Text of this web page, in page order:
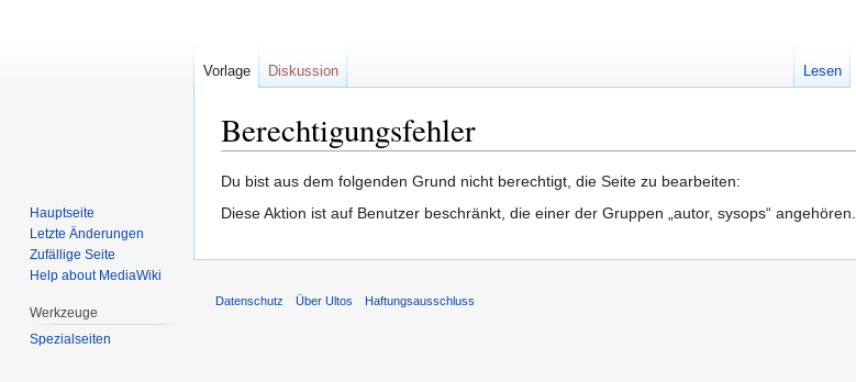
Berechtigungsfehler
Zur
Navigation
Zur
Suche
Du bist aus dem folgenden Grund nicht berechtigt, die Seite zu bearbeiten:
Diese Aktion ist auf Benutzer beschränkt, die einer der Gruppen „autor, sysops“ angehören.
Vorlage Diskussion Lesen
Hauptseite
Letzte Änderungen
Zufällige Seite
Help about MediaWiki
Werkzeuge
Spezialseiten
Datenschutz Über Ultos Haftungsausschluss